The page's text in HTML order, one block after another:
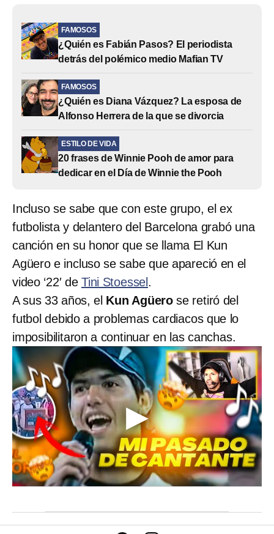
FAMOSOS
¿Quién es Fabián Pasos? El periodista
detrás del polémico medio Mafian TV
FAMOSOS
¿Quién es Diana Vázquez? La esposa de
Alfonso Herrera de la que se divorcia
ESTILO DE VIDA
20 frases de Winnie Pooh de amor para
dedicar en el Día de Winnie the Pooh
Incluso se sabe que con este grupo, el ex
futbolista y delantero del Barcelona grabó una
canción en su honor que se llama El Kun
Agüero e incluso se sabe que apareció en el
video ‘22′ deTini Stoessel .
A sus 33 años, el Kun Agüero se retiró del
futbol debido a problemas cardiacos que lo
imposibilitaron a continuar en las canchas.